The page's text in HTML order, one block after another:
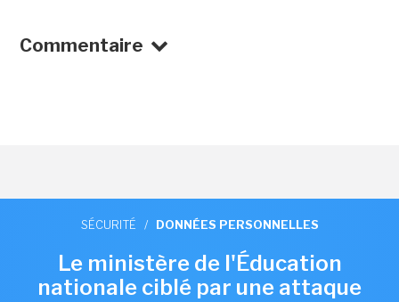
Commentaire
SÉCURITÉ / DONNÉES PERSONNELLES
Le ministère de l'Éducation
nationale ciblé par une attaque